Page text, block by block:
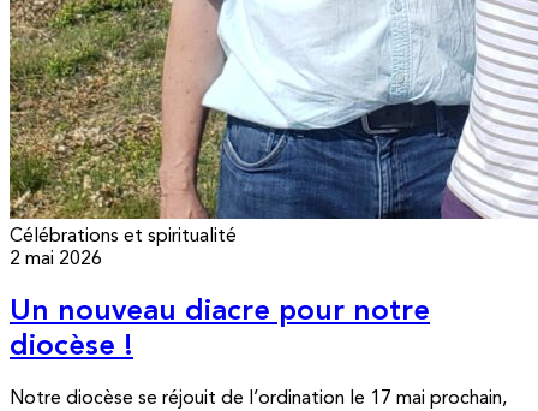
Célébrations et spiritualité
2 mai 2026
Un nouveau diacre pour notre
diocèse !
Notre diocèse se réjouit de l’ordination le 17 mai prochain,